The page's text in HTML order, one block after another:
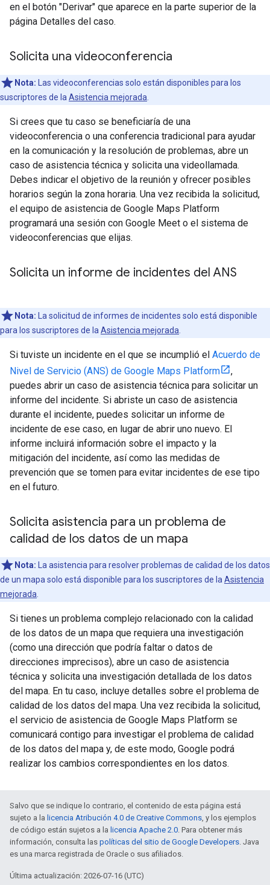
en el botón "Derivar" que aparece en la parte superior de la
página Detalles del caso.
Solicita una videoconferencia
Nota: Las videoconferencias solo están disponibles para los
suscriptores de la Asistencia mejorada
Si crees que tu caso se beneficiaría de una
videoconferencia o una conferencia tradicional para ayudar
en la comunicación y la resolución de problemas, abre un
caso de asistencia técnica y solicita una videollamada.
Debes indicar el objetivo de la reunión y ofrecer posibles
horarios según la zona horaria. Una vez recibida la solicitud,
el equipo de asistencia de Google Maps Platform
programará una sesión con Google Meet o el sistema de
videoconferencias que elijas.
Solicita un informe de incidentes del ANS
Nota: La solicitud de informes de incidentes solo está disponible
para los suscriptores de la Asistencia mejorada
Si tuviste un incidente en el que se incumplió el Acuerdo de
Nivel de Servicio (ANS) de Google Maps Platform
,
puedes abrir un caso de asistencia técnica para solicitar un
informe del incidente. Si abriste un caso de asistencia
durante el incidente, puedes solicitar un informe de
incidente de ese caso, en lugar de abrir uno nuevo. El
informe incluirá información sobre el impacto y la
mitigación del incidente, así como las medidas de
prevención que se tomen para evitar incidentes de ese tipo
en el futuro.
Solicita asistencia para un problema de
calidad de los datos de un mapa
Nota: La asistencia para resolver problemas de calidad de los datos
de un mapa solo está disponible para los suscriptores de la Asistencia
mejorada
Si tienes un problema complejo relacionado con la calidad
de los datos de un mapa que requiera una investigación
(como una dirección que podría faltar o datos de
direcciones imprecisos), abre un caso de asistencia
técnica y solicita una investigación detallada de los datos
del mapa. En tu caso, incluye detalles sobre el problema de
calidad de los datos del mapa. Una vez recibida la solicitud,
el servicio de asistencia de Google Maps Platform se
comunicará contigo para investigar el problema de calidad
de los datos del mapa y, de este modo, Google podrá
realizar los cambios correspondientes en los datos.
Salvo que se indique lo contrario, el contenido de esta página está
sujeto a la licencia Atribución 4.0 de Creative Commons , y los ejemplos
de código están sujetos a la licencia Apache 2.0 . Para obtener más
información, consulta las políticas del sitio de Google Developers . Java
es una marca registrada de Oracle o sus afiliados.
Última actualización: 2026-07-16 (UTC)